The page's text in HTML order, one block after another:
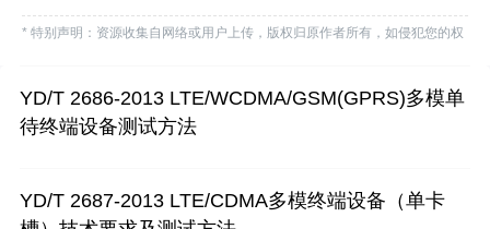
* 特别声明：资源收集自网络或用户上传，版权归原作者所有，如侵犯您的权
YD/T 2686-2013 LTE/WCDMA/GSM(GPRS)多模单
待终端设备测试方法
YD/T 2687-2013 LTE/CDMA多模终端设备（单卡